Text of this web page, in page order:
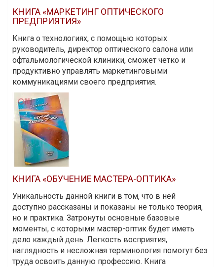
КНИГА «МАРКЕТИНГ ОПТИЧЕСКОГО
ПРЕДПРИЯТИЯ»
Книга о технологиях, с помощью которых
руководитель, директор оптического салона или
офтальмологической клиники, сможет четко и
продуктивно управлять маркетинговыми
коммуникациями своего предприятия.
КНИГА «ОБУЧЕНИЕ МАСТЕРА-ОПТИКА»
Уникальность данной книги в том, что в ней
доступно рассказаны и показаны не только теория,
но и практика. Затронуты основные базовые
моменты, с которыми мастер-оптик будет иметь
дело каждый день. Легкость восприятия,
наглядность и несложная терминология помогут без
труда освоить данную профессию. Книга